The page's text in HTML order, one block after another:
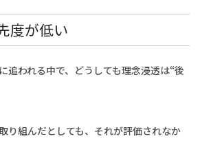
度が低い
追われる中で、どうしても理念浸透は“後
り組んだとしても、それが評価されなか